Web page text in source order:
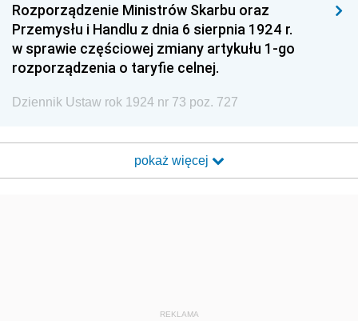
Rozporządzenie Ministrów Skarbu oraz
Przemysłu i Handlu z dnia 6 sierpnia 1924 r.
w sprawie częściowej zmiany artykułu 1-go
rozporządzenia o taryfie celnej.
Dziennik Ustaw rok 1924 nr 73 poz. 727
pokaż więcej
REKLAMA